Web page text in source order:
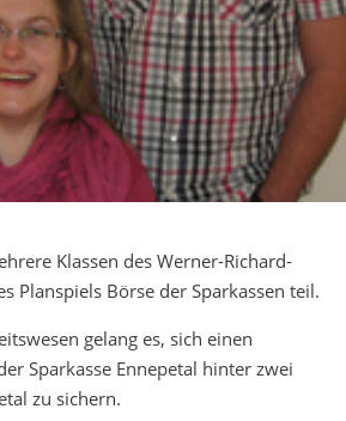
Klassen des Werner-Richard-
Planspiels Börse der Sparkassen teil.
gelang es, sich einen
Sparkasse Ennepetal hinter zwei
zu sichern.